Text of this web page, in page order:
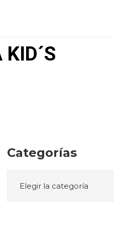
Categorías